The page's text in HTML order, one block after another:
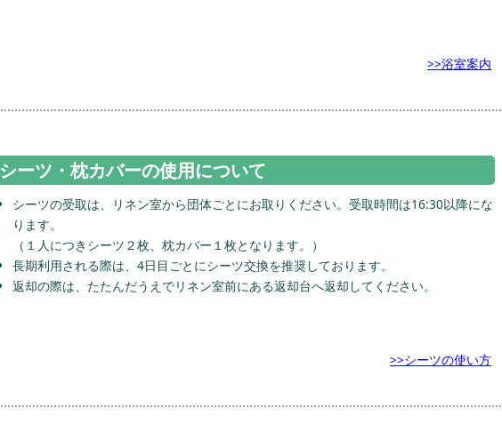
>>浴室案内
シーツ・枕カバーの使用について
シーツの受取は、リネン室から団体ごとにお取りください。受取時間は16:30以降にな
ります。
（１人につきシーツ２枚、枕カバー１枚となります。）
長期利用される際は、4日目ごとにシーツ交換を推奨しております。
返却の際は、たたんだうえでリネン室前にある返却台へ返却してください。
>>シーツの使い方